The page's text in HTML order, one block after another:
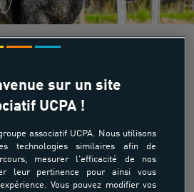
Poney - Autonomie
À partir de
sur un site
UCPA !
associatif UCPA. Nous utilisons
technologies similaires afin de
mesurer l'efficacité de nos
leur pertinence pour ainsi vous
Vous pouvez modifier vos